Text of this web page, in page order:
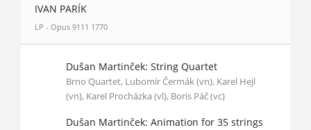
IVAN PARÍK
LP - Opus 9111 1770
Dušan Martinček: String Quartet
Brno Quartet, Lubomír Čermák (vn), Karel Hejl
(vn), Karel Procházka (vl), Boris Páč (vc)
Dušan Martinček: Animation for 35 strings